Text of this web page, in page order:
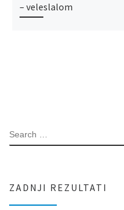
– veleslalom
SEARCH
ZADNJI REZULTATI